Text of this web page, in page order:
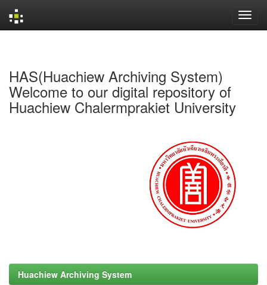
HAS(Huachiew Archiving System)
Welcome to our digital repository of
Huachiew Chalermprakiet University
Huachiew Archiving System